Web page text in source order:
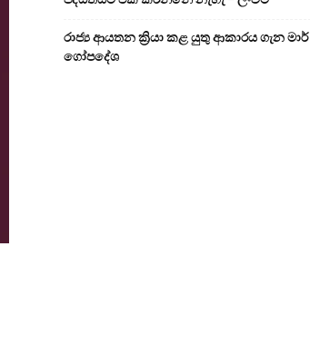
රාජ්‍ය ආයතන ක්‍රියා කළ යුතු ආකාරය ගැන මාර්
ගෝපදේශ